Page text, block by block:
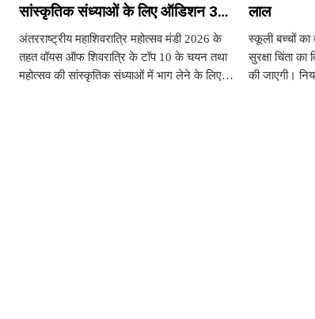
सांस्कृतिक संध्याओं के लिए ऑडिशन 3
फरवरी से
अंतरराष्ट्रीय महाशिवरात्रि महोत्सव मंडी 2026 के
तहत वॉयस ऑफ शिवरात्रि के टॉप 10 के चयन तथा
महोत्सव की सांस्कृतिक संध्याओं में भाग लेने के लिए
लाल
स्कूली बच्चों
सुरक्षा चिंता
की जाएगी।